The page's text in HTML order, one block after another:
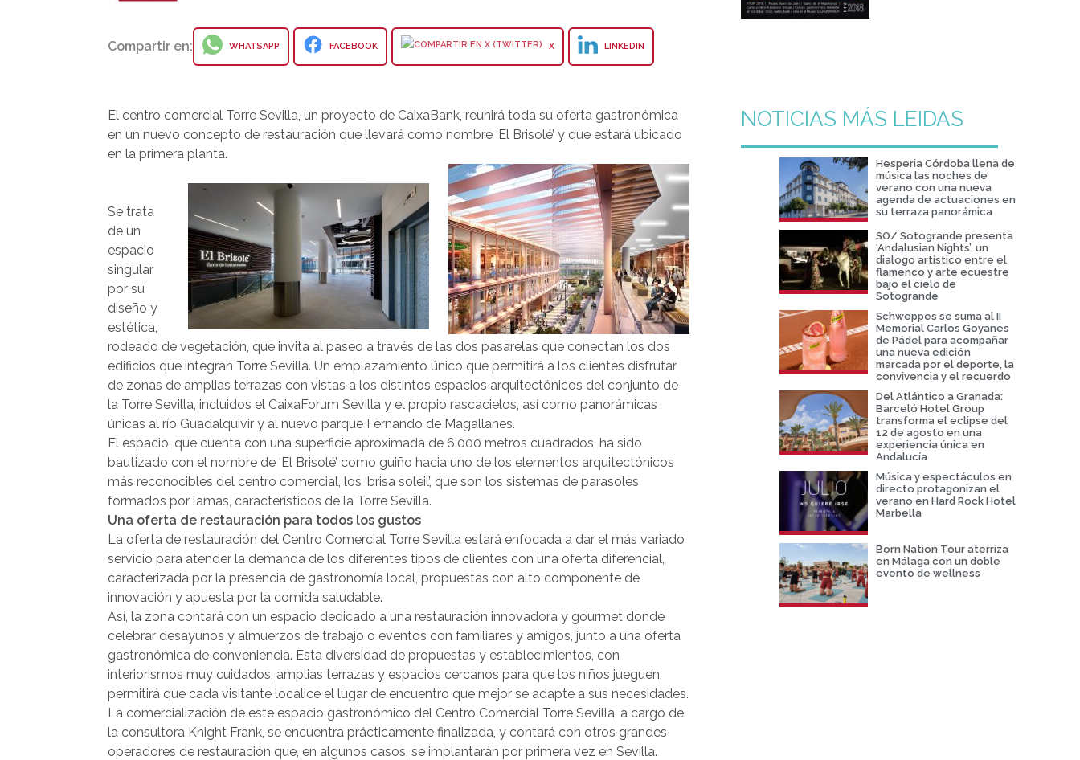
Compartir en: WHATSAPP FACEBOOK X LINKEDIN
El centro comercial Torre Sevilla, un proyecto de CaixaBank, reunirá toda su oferta gastronómica
en un nuevo concepto de restauración que llevará como nombre ‘El Brisolé’ y que estará ubicado
en la primera planta.
Se trata
de un
espacio
singular
por su
diseño y
estética,
rodeado de vegetación, que invita al paseo a través de las dos pasarelas que conectan los dos
edificios que integran Torre Sevilla. Un emplazamiento único que permitirá a los clientes disfrutar
de zonas de amplias terrazas con vistas a los distintos espacios arquitectónicos del conjunto de
la Torre Sevilla, incluidos el CaixaForum Sevilla y el propio rascacielos, así como panorámicas
únicas al río Guadalquivir y al nuevo parque Fernando de Magallanes.
El espacio, que cuenta con una superficie aproximada de 6.000 metros cuadrados, ha sido
bautizado con el nombre de ‘El Brisolé’ como guiño hacia uno de los elementos arquitectónicos
más reconocibles del centro comercial, los ‘brisa soleil’, que son los sistemas de parasoles
formados por lamas, característicos de la Torre Sevilla.
Una oferta de restauración para todos los gustos
La oferta de restauración del Centro Comercial Torre Sevilla estará enfocada a dar el más variado
servicio para atender la demanda de los diferentes tipos de clientes con una oferta diferencial,
caracterizada por la presencia de gastronomía local, propuestas con alto componente de
innovación y apuesta por la comida saludable.
Así, la zona contará con un espacio dedicado a una restauración innovadora y gourmet donde
celebrar desayunos y almuerzos de trabajo o eventos con familiares y amigos, junto a una oferta
gastronómica de conveniencia. Esta diversidad de propuestas y establecimientos, con
interiorismos muy cuidados, amplias terrazas y espacios cercanos para que los niños jueguen,
permitirá que cada visitante localice el lugar de encuentro que mejor se adapte a sus necesidades.
La comercialización de este espacio gastronómico del Centro Comercial Torre Sevilla, a cargo de
la consultora Knight Frank, se encuentra prácticamente finalizada, y contará con otros grandes
operadores de restauración que, en algunos casos, se implantarán por primera vez en Sevilla.
NOTICIAS MÁS LEIDAS
Hesperia Córdoba llena de
música las noches de
verano con una nueva
agenda de actuaciones en
su terraza panorámica
SO/ Sotogrande presenta
‘Andalusian Nights’, un
dialogo artístico entre el
flamenco y arte ecuestre
bajo el cielo de
Sotogrande
Schweppes se suma al II
Memorial Carlos Goyanes
de Pádel para acompañar
una nueva edición
marcada por el deporte, la
convivencia y el recuerdo
Del Atlántico a Granada:
Barceló Hotel Group
transforma el eclipse del
12 de agosto en una
experiencia única en
Andalucía
Música y espectáculos en
directo protagonizan el
verano en Hard Rock Hotel
Marbella
Born Nation Tour aterriza
en Málaga con un doble
evento de wellness